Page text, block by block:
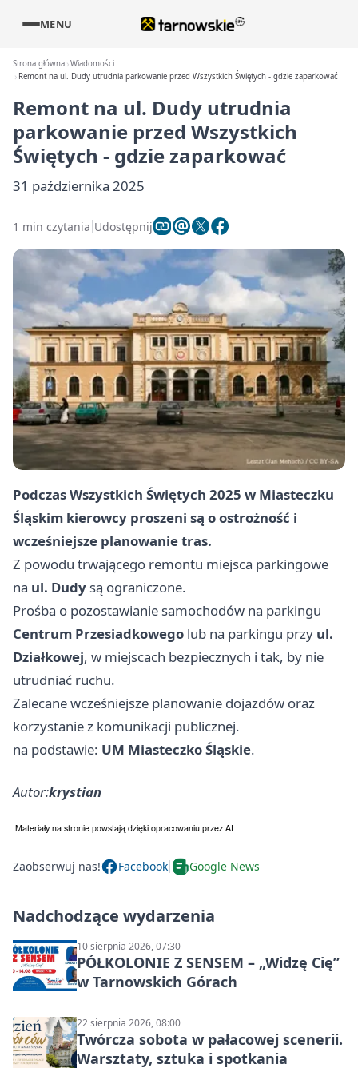
MENU
Strona główna Wiadomości
Remont na ul. Dudy utrudnia parkowanie przed Wszystkich Świętych - gdzie zaparkować
Remont na ul. Dudy utrudnia
parkowanie przed Wszystkich
Świętych - gdzie zaparkować
31 października 2025
1 min czytania Udostępnij
Podczas Wszystkich Świętych 2025 w Miasteczku
Śląskim kierowcy proszeni są o ostrożność i
wcześniejsze planowanie tras.
Z powodu trwającego remontu miejsca parkingowe
na ul. Dudy są ograniczone.
Prośba o pozostawianie samochodów na parkingu
Centrum Przesiadkowego lub na parkingu przy ul.
Działkowej, w miejscach bezpiecznych i tak, by nie
utrudniać ruchu.
Zalecane wcześniejsze planowanie dojazdów oraz
korzystanie z komunikacji publicznej.
na podstawie: UM Miasteczko Śląskie.
Autor:krystian
Zaobserwuj nas! Facebook Google News
Nadchodzące wydarzenia
10 sierpnia 2026, 07:30
PÓŁKOLONIE Z SENSEM – „Widzę Cię”
w Tarnowskich Górach
22 sierpnia 2026, 08:00
Twórcza sobota w pałacowej scenerii.
Warsztaty, sztuka i spotkania